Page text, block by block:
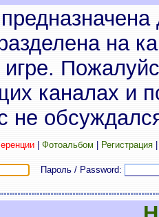
на
каналах и
не
| Фотоальбом Регистрация
Пароль / Password: